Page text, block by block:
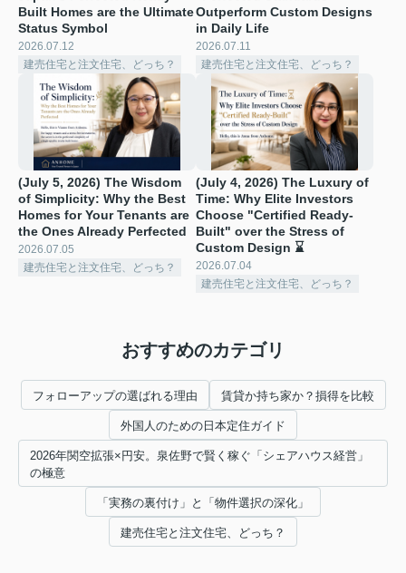
Built Homes are the Ultimate
Status Symbol
2026.07.12
建売住宅と注文住宅、どっち？
Outperform Custom Designs
in Daily Life
2026.07.11
建売住宅と注文住宅、どっち？
(July 5, 2026) The Wisdom
of Simplicity: Why the Best
Homes for Your Tenants are
the Ones Already Perfected ️
2026.07.05
建売住宅と注文住宅、どっち？
(July 4, 2026) The Luxury of
Time: Why Elite Investors
Choose "Certified Ready-
Built" over the Stress of
Custom Design ⌛
2026.07.04
建売住宅と注文住宅、どっち？
おすすめのカテゴリ
フォローアップの選ばれる理由 賃貸か持ち家か？損得を比較
外国人のための日本定住ガイド
2026年関空拡張×円安。泉佐野で賢く稼ぐ「シェアハウス経営」
の極意
「実務の裏付け」と「物件選択の深化」
建売住宅と注文住宅、どっち？